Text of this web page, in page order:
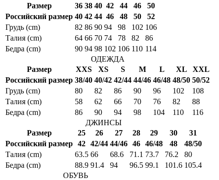
Размер
36 38 40 42 44 46
50
Российский размер 40 42 44 46 48 50
52
Грудь (cm)
82 86 90 94 98 102 106
Талия (cm)
64 66 70 74 78 82
86
Бедра (cm)
90 94 98 102 106 110 114
ОДЕЖДА
Размер
XXS XS S M L XL
XXL
Российский размер 38/40 40/42 42/44 44/46 46/48 48/50 50/52
Грудь (cm)
80 82 86 90 96 102
108
Талия (cm)
58 62 66 70 76 82
88
Бедра (cm)
86 90 94 98 104 110
116
ДЖИНСЫ
Размер
25 26 27 28 29 30
31
Российский размер 42 42/44 44/46 46 46/48 48
48/50
Талия (cm)
63.5 66 68.6 71.1 73.7 76.2
80
Бедра (cm)
88.9 91.4 94 96.5 99.1 101.6 105.4
ОБУВЬ